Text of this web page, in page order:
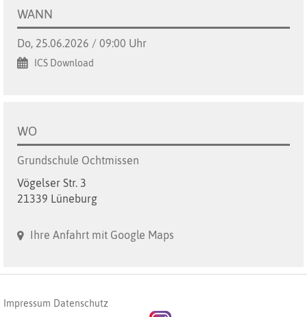
WANN
Do, 25.06.2026 / 09:00 Uhr
ICS Download
WO
Grundschule Ochtmissen
Vögelser Str. 3
21339 Lüneburg
Ihre Anfahrt mit Google Maps
Impressum Datenschutz